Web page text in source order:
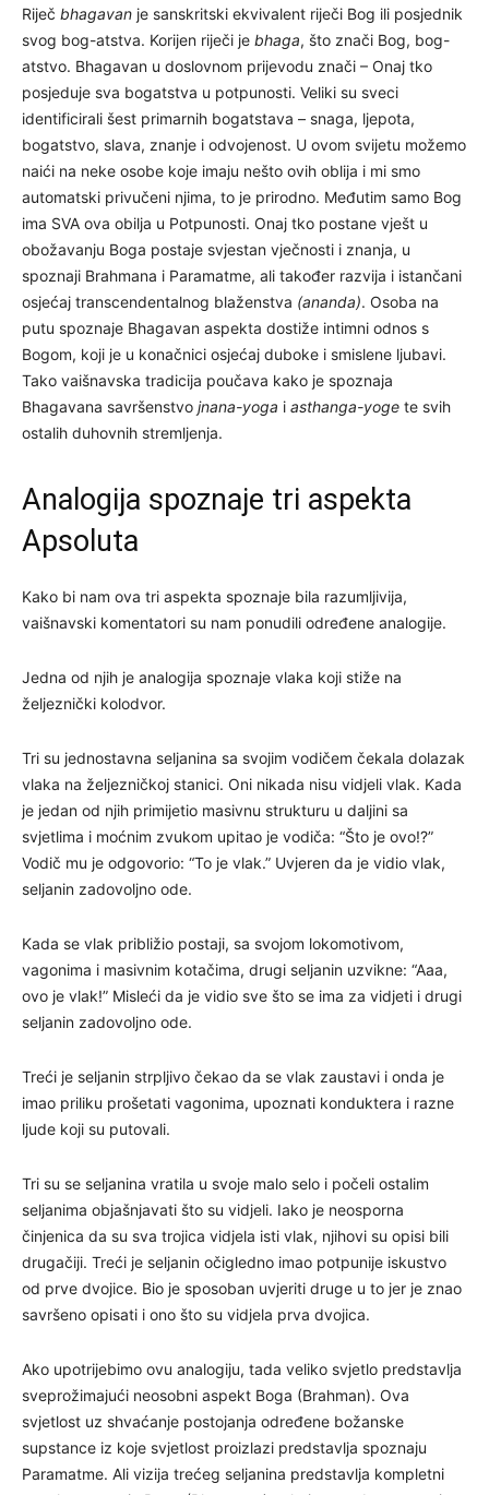
Riječ bhagavan je sanskritski ekvivalent riječi Bog ili posjednik
svog bog-atstva. Korijen riječi je bhaga, što znači Bog, bog-
atstvo. Bhagavan u doslovnom prijevodu znači – Onaj tko
posjeduje sva bogatstva u potpunosti. Veliki su sveci
identificirali šest primarnih bogatstava – snaga, ljepota,
bogatstvo, slava, znanje i odvojenost. U ovom svijetu možemo
naići na neke osobe koje imaju nešto ovih oblija i mi smo
automatski privučeni njima, to je prirodno. Međutim samo Bog
ima SVA ova obilja u Potpunosti. Onaj tko postane vješt u
obožavanju Boga postaje svjestan vječnosti i znanja, u
spoznaji Brahmana i Paramatme, ali također razvija i istančani
osjećaj transcendentalnog blaženstva (ananda). Osoba na
putu spoznaje Bhagavan aspekta dostiže intimni odnos s
Bogom, koji je u konačnici osjećaj duboke i smislene ljubavi.
Tako vaišnavska tradicija poučava kako je spoznaja
Bhagavana savršenstvo jnana-yoga i asthanga-yoge te svih
ostalih duhovnih stremljenja.
Analogija spoznaje tri aspekta
Apsoluta
Kako bi nam ova tri aspekta spoznaje bila razumljivija,
vaišnavski komentatori su nam ponudili određene analogije.
Jedna od njih je analogija spoznaje vlaka koji stiže na
željeznički kolodvor.
Tri su jednostavna seljanina sa svojim vodičem čekala dolazak
vlaka na željezničkoj stanici. Oni nikada nisu vidjeli vlak. Kada
je jedan od njih primijetio masivnu strukturu u daljini sa
svjetlima i moćnim zvukom upitao je vodiča: “Što je ovo!?”
Vodič mu je odgovorio: “To je vlak.” Uvjeren da je vidio vlak,
seljanin zadovoljno ode.
Kada se vlak približio postaji, sa svojom lokomotivom,
vagonima i masivnim kotačima, drugi seljanin uzvikne: “Aaa,
ovo je vlak!” Misleći da je vidio sve što se ima za vidjeti i drugi
seljanin zadovoljno ode.
Treći je seljanin strpljivo čekao da se vlak zaustavi i onda je
imao priliku prošetati vagonima, upoznati konduktera i razne
ljude koji su putovali.
Tri su se seljanina vratila u svoje malo selo i počeli ostalim
seljanima objašnjavati što su vidjeli. Iako je neosporna
činjenica da su sva trojica vidjela isti vlak, njihovi su opisi bili
drugačiji. Treći je seljanin očigledno imao potpunije iskustvo
od prve dvojice. Bio je sposoban uvjeriti druge u to jer je znao
savršeno opisati i ono što su vidjela prva dvojica.
Ako upotrijebimo ovu analogiju, tada veliko svjetlo predstavlja
sveprožimajući neosobni aspekt Boga (Brahman). Ova
svjetlost uz shvaćanje postojanja određene božanske
supstance iz koje svjetlost proizlazi predstavlja spoznaju
Paramatme. Ali vizija trećeg seljanina predstavlja kompletni